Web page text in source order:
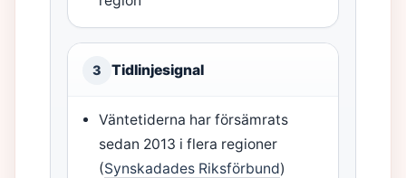
3 Tidlinjesignal
Väntetiderna har försämrats
sedan 2013 i flera regioner
(Synskadades Riksförbund)